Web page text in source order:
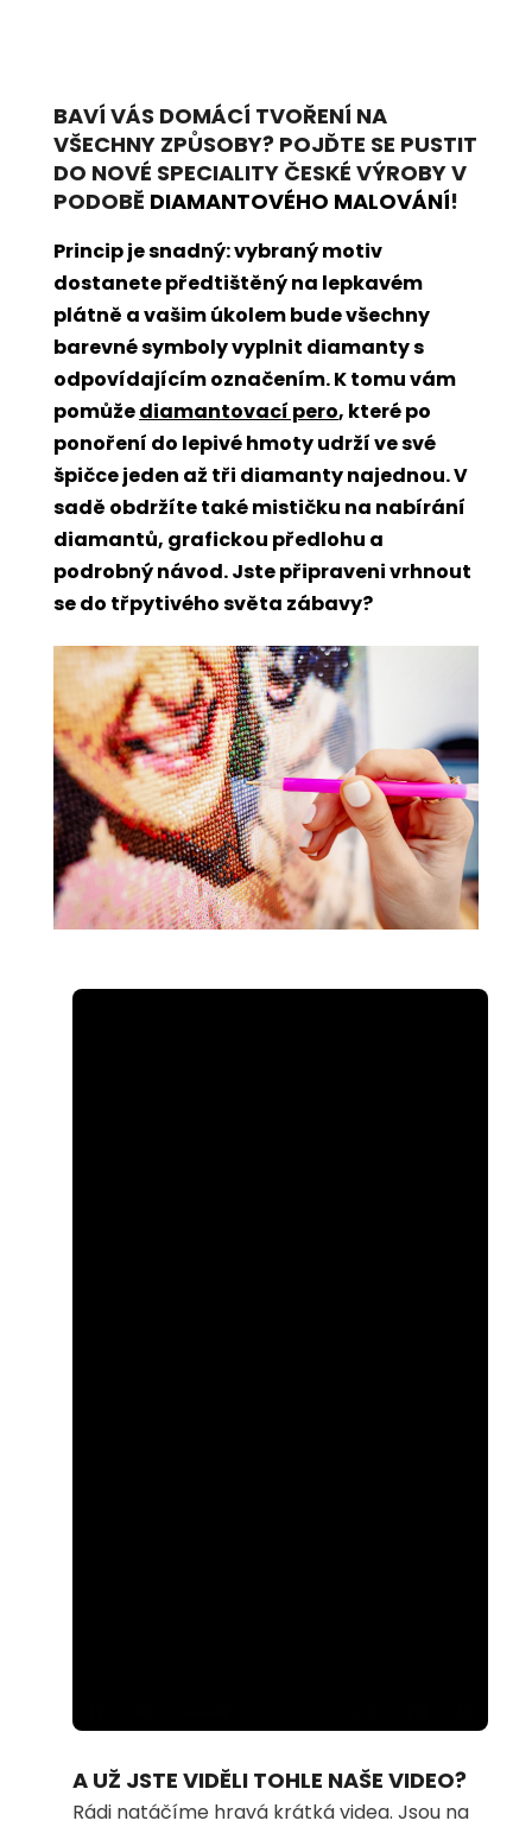
BAVÍ VÁS DOMÁCÍ TVOŘENÍ NA
VŠECHNY ZPŮSOBY? POJĎTE SE PUSTIT
DO NOVÉ SPECIALITY ČESKÉ VÝROBY V
PODOBĚ DIAMANTOVÉHO MALOVÁNÍ!
Princip je snadný: vybraný motiv
dostanete předtištěný na lepkavém
plátně a vašim úkolem bude všechny
barevné symboly vyplnit diamanty s
odpovídajícím označením. K tomu vám
pomůžediamantovací pero, které po
ponoření do lepivé hmoty udrží ve své
špičce jeden až tři diamanty najednou. V
sadě obdržíte také mističku na nabírání
diamantů, grafickou předlohu a
podrobný návod. Jste připraveni vrhnout
se do třpytivého světa zábavy?
100.00%
A UŽ JSTE VIDĚLI TOHLE NAŠE VIDEO?
Rádi natáčíme hravá krátká videa. Jsou na